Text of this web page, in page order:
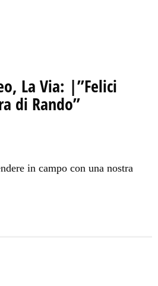
La Via: |”Felici
di Rando”
in campo con una nostra